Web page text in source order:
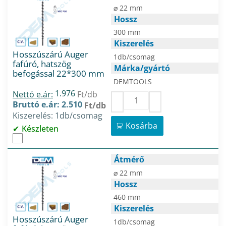
Hosszúszárú Auger
fafúró, hatszög
befogással 22*300 mm
Nettó e.ár: 1.976 Ft/db
Bruttó e.ár: 2.510 Ft/db
Kiszerelés: 1db/csomag
Készleten
⌀ 22 mm
Hossz
300 mm
Kiszerelés
1db/csomag
Márka/gyártó
DEMTOOLS
Kosárba
Hosszúszárú Auger
Átmérő
⌀ 22 mm
Hossz
460 mm
Kiszerelés
1db/csomag